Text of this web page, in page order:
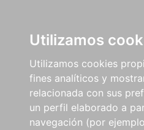
Utilizamos
Utilizamos cookies
fines analíticos y
relacionada con sus
un perfil elaborado a
navegación (por